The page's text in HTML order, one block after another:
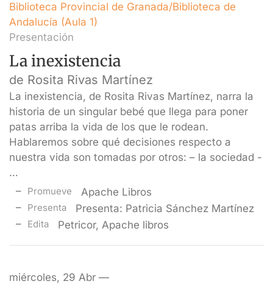
Biblioteca Provincial de Granada/Biblioteca de
Andalucía (Aula 1)
Presentación
La inexistencia
de Rosita Rivas Martínez
La inexistencia, de Rosita Rivas Martínez, narra la
historia de un singular bebé que llega para poner
patas arriba la vida de los que le rodean.
Hablaremos sobre qué decisiones respecto a
nuestra vida son tomadas por otros: – la sociedad -
…
Promueve Apache Libros
Presenta Presenta: Patricia Sánchez Martínez
Edita Petricor, Apache libros
miércoles, 29 Abr —